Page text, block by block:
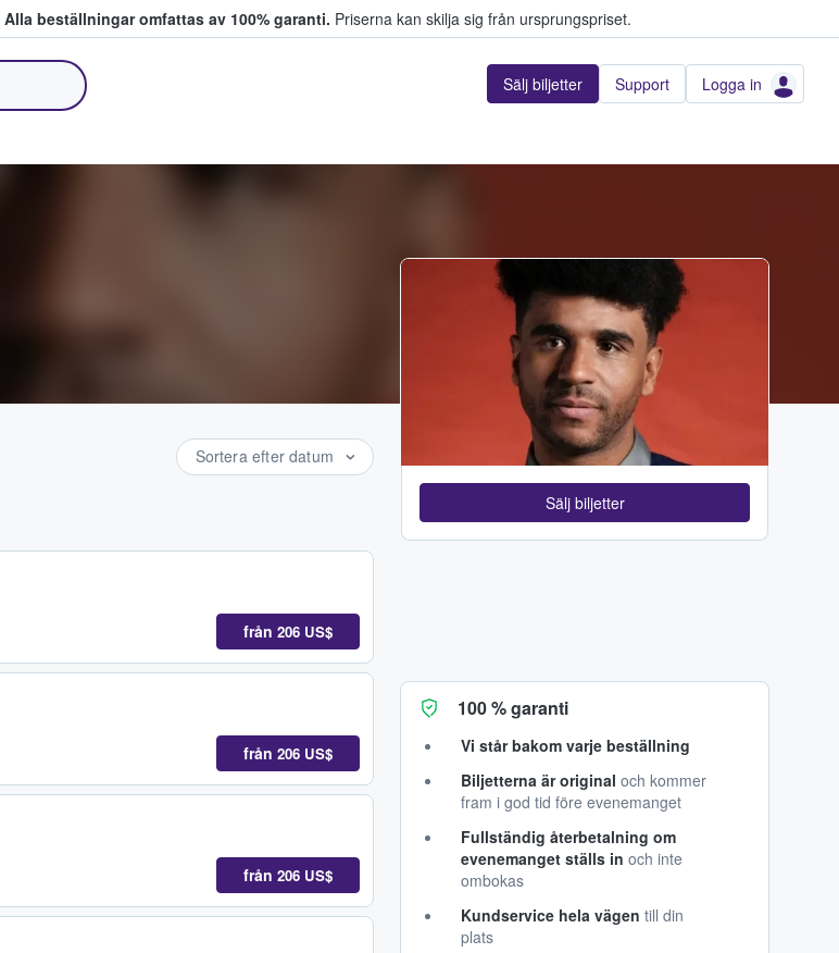
Alla beställningar omfattas av 100% garanti. Priserna kan skilja sig från ursprungspriset.
Sälj biljetter Support Logga in
Sortera efter datum
från 206 US$
från 206 US$
från 206 US$
Sälj biljetter
100 % garanti
Vi står bakom varje beställning
Biljetterna är original och kommer
fram i god tid före evenemanget
Fullständig återbetalning om
evenemanget ställs in och inte
ombokas
Kundservice hela vägen till din
plats